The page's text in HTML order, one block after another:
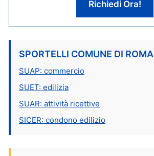
Richiedi Ora!
SPORTELLI COMUNE DI ROMA
SUAP: commercio
SUET: edilizia
SUAR: attività ricettive
SICER: condono edilizio